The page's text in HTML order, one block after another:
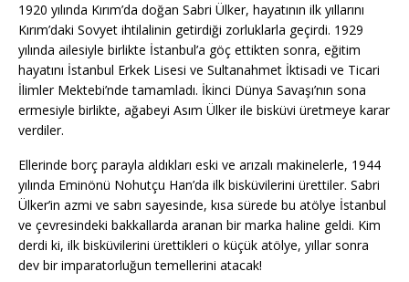
1920 yılında Kırım’da doğan Sabri Ülker, hayatının ilk yıllarını
Kırım’daki Sovyet ihtilalinin getirdiği zorluklarla geçirdi. 1929
yılında ailesiyle birlikte İstanbul’a göç ettikten sonra, eğitim
hayatını İstanbul Erkek Lisesi ve Sultanahmet İktisadi ve Ticari
İlimler Mektebi’nde tamamladı. İkinci Dünya Savaşı’nın sona
ermesiyle birlikte, ağabeyi Asım Ülker ile bisküvi üretmeye karar
verdiler.
Ellerinde borç parayla aldıkları eski ve arızalı makinelerle, 1944
yılında Eminönü Nohutçu Han’da ilk bisküvilerini ürettiler. Sabri
Ülker’in azmi ve sabrı sayesinde, kısa sürede bu atölye İstanbul
ve çevresindeki bakkallarda aranan bir marka haline geldi. Kim
derdi ki, ilk bisküvilerini ürettikleri o küçük atölye, yıllar sonra
dev bir imparatorluğun temellerini atacak!